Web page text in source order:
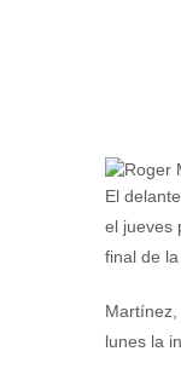
El
el jueves
final de
lunes la